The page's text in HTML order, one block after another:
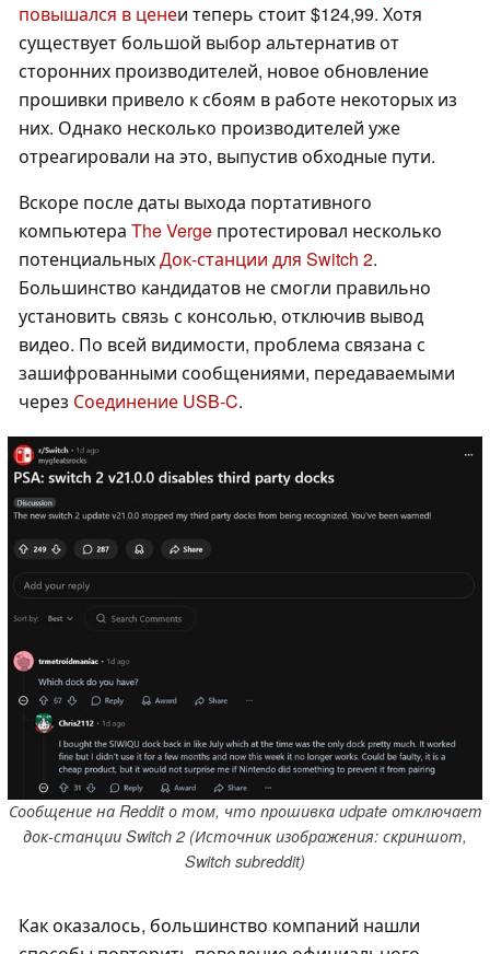
повышался в ценеи теперь стоит $124,99. Хотя
существует большой выбор альтернатив от
сторонних производителей, новое обновление
прошивки привело к сбоям в работе некоторых из
них. Однако несколько производителей уже
отреагировали на это, выпустив обходные пути.
Вскоре после даты выхода портативного
компьютера The Verge протестировал несколько
потенциальныхДок-станции для Switch 2.
Большинство кандидатов не смогли правильно
установить связь с консолью, отключив вывод
видео. По всей видимости, проблема связана с
зашифрованными сообщениями, передаваемыми
через Соединение USB-C.
Сообщение на Reddit о том, что прошивка udpate отключает
док-станции Switch 2 (Источник изображения: скриншот,
Switch subreddit)
Как оказалось, большинство компаний нашли